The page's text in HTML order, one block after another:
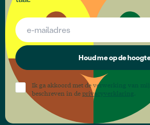
Ik ga akkoord met de verwerking van
beschreven in deprivacyverklaring.
Houd me op de